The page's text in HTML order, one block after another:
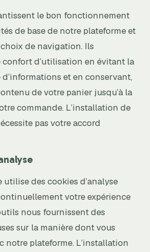
le bon fonctionnement
de base de notre plateforme et
de navigation. Ils
d’utilisation en évitant la
d’informations et en conservant,
de votre panier jusqu’à la
commande. L’installation de
pas votre accord
utilise des cookies d’analyse
votre expérience
nous fournissent des
sur la manière dont vous
notre plateforme. L’installation